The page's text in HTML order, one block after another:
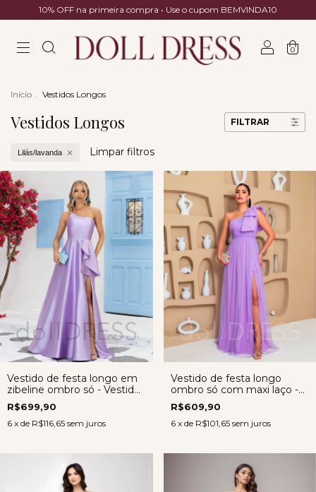
10% OFF na primeira compra • Use o cupom BEMVINDA10
0
Início . Vestidos Longos
Vestidos Longos FILTRAR
Lilás/lavanda Limpar filtros
Vestido de festa longo em
zibeline ombro só - Vestido
Cléo LAVANDA
R$699,90
6 x de R$116,65 sem juros
Vestido de festa longo
ombro só com maxi laço -
Vestido Gabriela LAVANDA
R$609,90
6 x de R$101,65 sem juros